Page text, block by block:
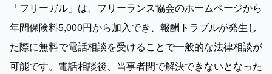
「フリーガル」は、フリーランス協会のホームページから
年間保険料5,000円から加入でき、報酬トラブルが発生し
た際に無料で電話相談を受けることで一般的な法律相談が
可能です。電話相談後、当事者間で解決できないとなった